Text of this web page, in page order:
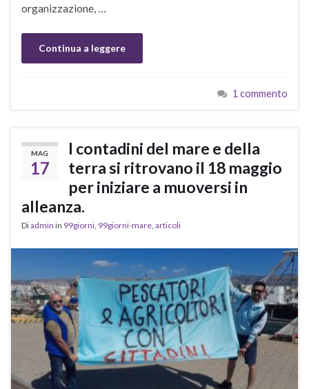
organizzazione, …
Continua a leggere
1 commento
MAG
17
I contadini del mare e della
terra si ritrovano il 18 maggio
per iniziare a muoversi in
alleanza.
Diadmin in 99giorni 99giorni-mare articoli